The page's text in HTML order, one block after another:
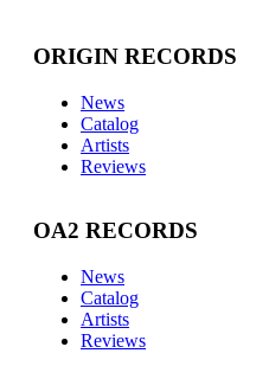
ORIGIN RECORDS
News
Catalog
Artists
Reviews
OA2 RECORDS
News
Catalog
Artists
Reviews